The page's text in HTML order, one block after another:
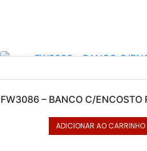
FW3086 – BANCO C/ENCOSTO
ADICIONAR AO CARRINHO